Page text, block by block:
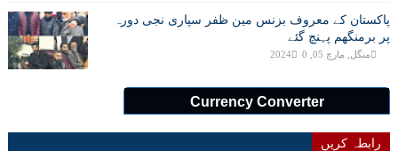
پاکستان کے معروف بزنس مین ظفر سپاری نجی دورہ
پر برمنگھم پہنچ گئے
منگل, مارچ 05, 2024 0
Currency Converter
رابطہ کریں